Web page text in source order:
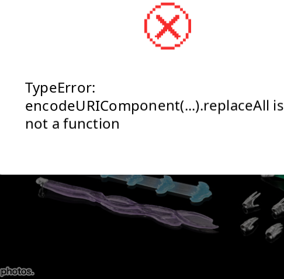
TypeError:
encodeURIComponent(...).replaceAll is
not a function